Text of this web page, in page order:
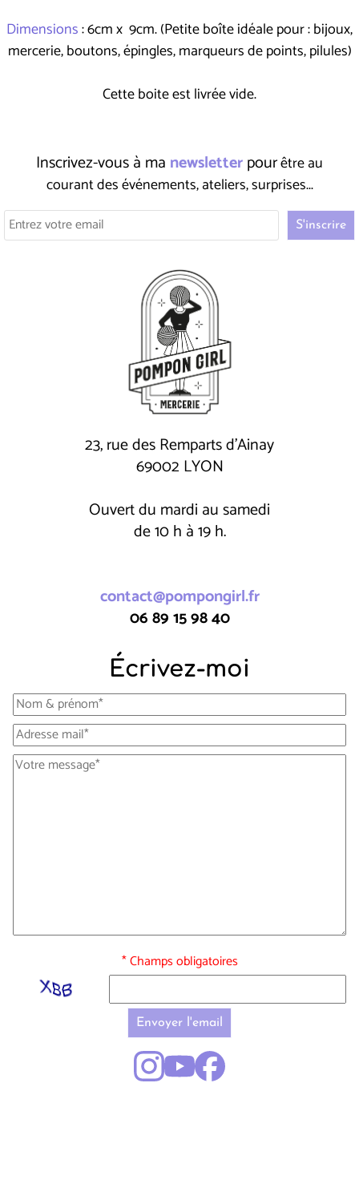
Dimensions: 6cm x 9cm. (Petite boîte idéale pour : bijoux,
mercerie, boutons, épingles, marqueurs de points, pilules)
Cette boite est livrée vide.
Inscrivez-vous à ma newsletterpourêtre au
courant des événements, ateliers, surprises...
23, rue des Remparts d'Ainay
69002 LYON
Ouvert du mardi au samedi
de 10 h à 19 h.
contact@pompongirl.fr
06 89 15 98 40
Écrivez-moi
* Champs obligatoires
Envoyer l'email